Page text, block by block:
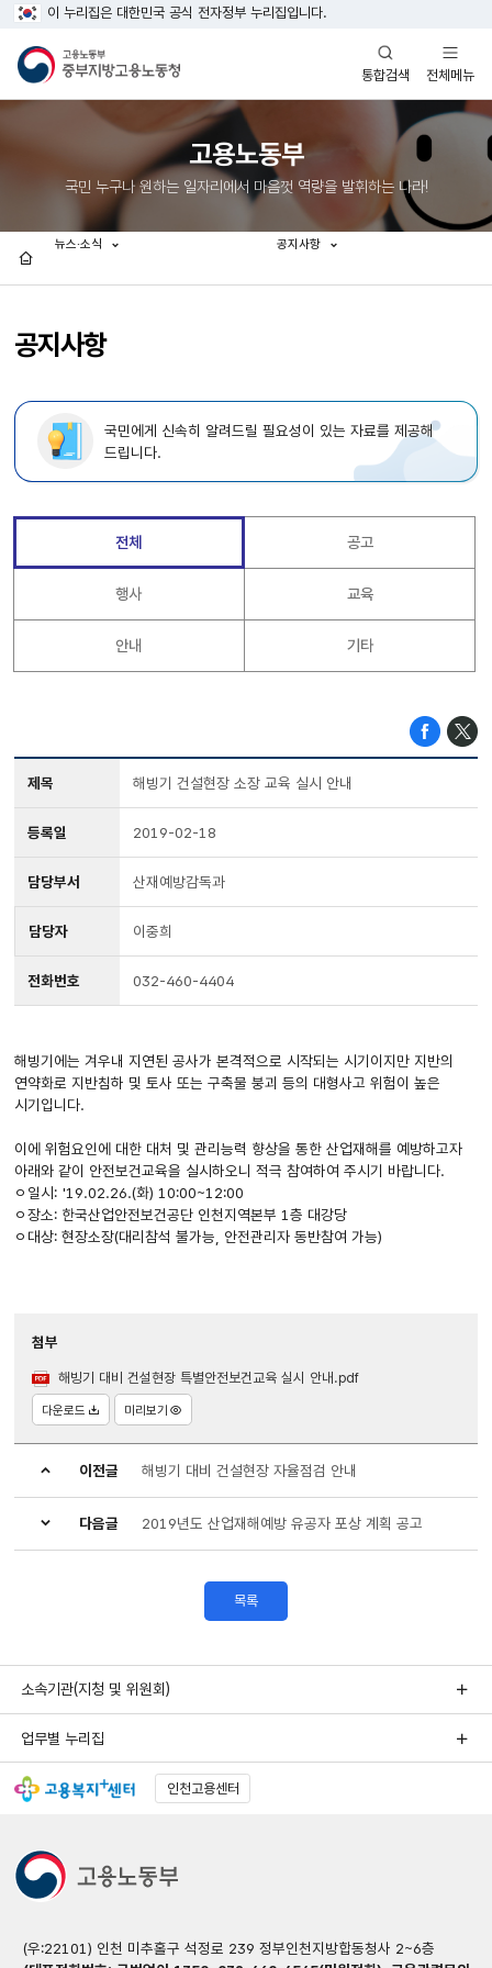
이 누리집은 대한민국 공식 전자정부 누리집입니다.
통합검색
열기
전체메뉴
열기
고용노동부
국민 누구나 원하는 일자리에서 마음껏 역량을 발휘하는 나라!
공지사항
뉴스·소식 공지사항
국민에게 신속히 알려드릴 필요성이 있는 자료를 제공해
드립니다.
전체 공고
행사 교육
안내 기타
제목 해빙기 건설현장 소장 교육 실시 안내
등록일 2019-02-18
담당부서 산재예방감독과
담당자 이중희
전화번호 032-460-4404
해빙기에는 겨우내 지연된 공사가 본격적으로 시작되는 시기이지만 지반의
연약화로 지반침하 및 토사 또는 구축물 붕괴 등의 대형사고 위험이 높은
시기입니다.
이에 위험요인에 대한 대처 및 관리능력 향상을 통한 산업재해를 예방하고자
아래와 같이 안전보건교육을 실시하오니 적극 참여하여 주시기 바랍니다.
ㅇ일시: '19.02.26.(화) 10:00~12:00
ㅇ장소: 한국산업안전보건공단 인천지역본부 1층 대강당
ㅇ대상: 현장소장(대리참석 불가능, 안전관리자 동반참여 가능)
첨부
해빙기 대비 건설현장 특별안전보건교육 실시 안내.pdf
다운로드 미리보기
이전글 해빙기 대비 건설현장 자율점검 안내
다음글 2019년도 산업재해예방 유공자 포상 계획 공고
목록
소속기관(지청 및 위원회)
업무별 누리집
인천고용센터
(우:22101) 인천 미추홀구 석정로 239 정부인천지방합동청사 2~6층